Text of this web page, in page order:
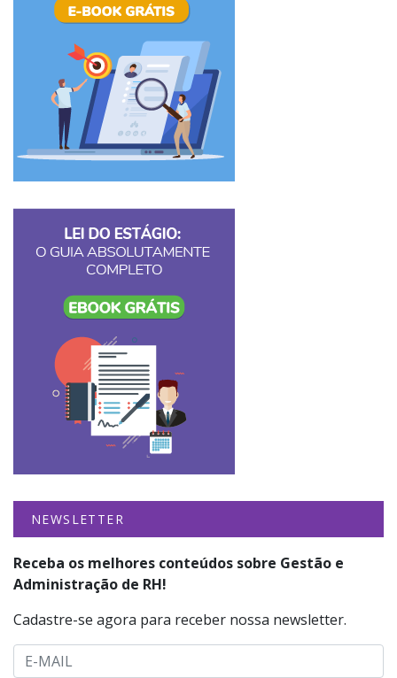
NEWSLETTER
Receba os melhores conteúdos sobre Gestão e
Administração de RH!
Cadastre-se agora para receber nossa newsletter.